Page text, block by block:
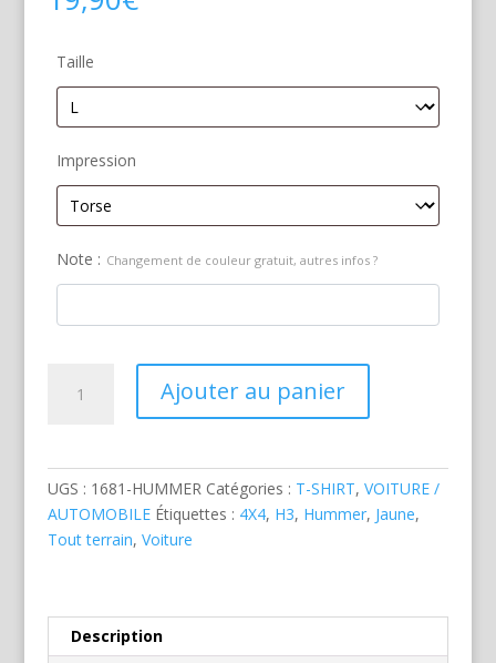
Taille
Impression
Note : Changement de couleur gratuit, autres infos ?
Ajouter au panier
UGS : 1681-HUMMER Catégories : T-SHIRT, VOITURE /
AUTOMOBILE Étiquettes : 4X4, H3, Hummer, Jaune,
Tout terrain, Voiture
Description